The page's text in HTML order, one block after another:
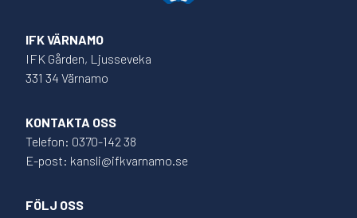
IFK VÄRNAMO
IFK Gården, Ljusseveka
331 34 Värnamo
KONTAKTA OSS
Telefon: 0370-142 38
E-post: kansli@ifkvarnamo.se
FÖLJ OSS